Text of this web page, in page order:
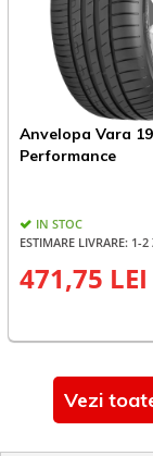
Anvelopa Vara
Performance
IN STOC
ESTIMARE LIVRARE: 1-2
471,75 LEI
Vezi